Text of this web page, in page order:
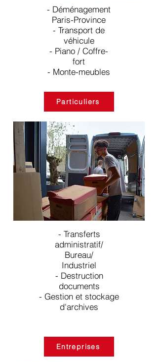
- Déménagement
Paris-Province
- Transport de
véhicule
- Piano / Coffre-
fort
- Monte-meubles
Particuliers
- Transferts
administratif/
Bureau/
Industriel
- Destruction
documents
- Gestion et stockage
d'archives
Entreprises